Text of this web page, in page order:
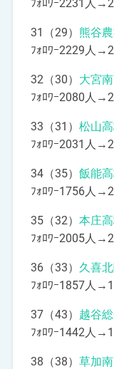
ﾌｫﾛﾜｰ2231人
31（29） 熊谷
ﾌｫﾛﾜｰ2229人
32（30） 大宮
ﾌｫﾛﾜｰ2080人
33（31） 松山
ﾌｫﾛﾜｰ2031人
34（35） 飯能
ﾌｫﾛﾜｰ1756人
35（32） 本庄
ﾌｫﾛﾜｰ2005人
36（33） 久喜
ﾌｫﾛﾜｰ1857人
37（43） 越谷
ﾌｫﾛﾜｰ1442人
38（38） 草加